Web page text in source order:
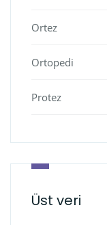
Ortez
Ortopedi
Protez
Üst veri